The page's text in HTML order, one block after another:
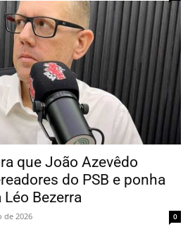
que João Azevêdo
do PSB e ponha
Bezerra
de 2026 0